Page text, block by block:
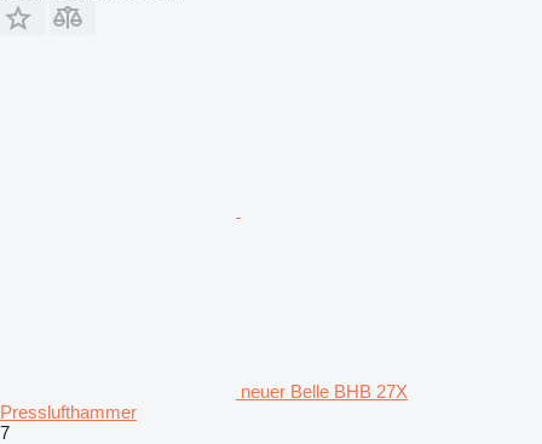
neuer Belle BHB 27X
Presslufthammer
7